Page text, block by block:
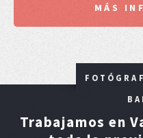
MÁS
Trabajamos en